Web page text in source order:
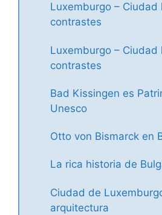
Luxemburgo – Ciudad
contrastes
Luxemburgo – Ciudad
contrastes
Bad Kissingen es
Unesco
Otto von Bismarck en
La rica historia de
Ciudad de
arquitectura